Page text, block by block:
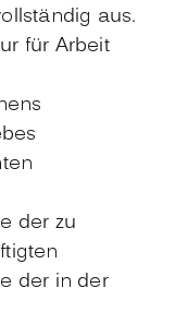
aus.
für Arbeit
der zu
der in der